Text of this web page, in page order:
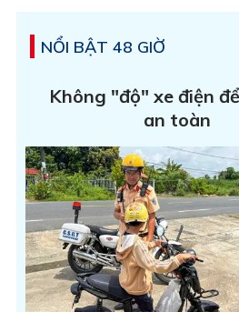
NỔI BẬT 48 GIỜ
Không "độ" xe điện
an toàn